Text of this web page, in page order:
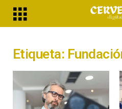
Etiqueta: